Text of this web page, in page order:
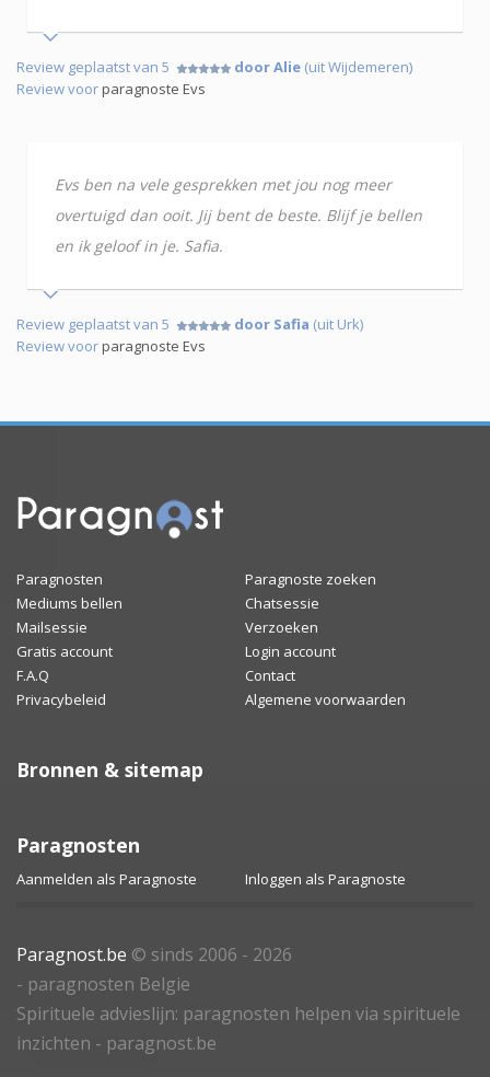
Review geplaatst van 5 door Alie (uit Wijdemeren)
Review voorparagnoste Evs
Evs ben na vele gesprekken met jou nog meer
overtuigd dan ooit. Jij bent de beste. Blijf je bellen
en ik geloof in je. Safia.
Review geplaatst van 5 door Safia (uit Urk)
Review voorparagnoste Evs
Paragnosten
Paragnoste zoeken
Mediums bellen
Chatsessie
Mailsessie
Verzoeken
Gratis account
Login account
F.A.Q
Contact
Privacybeleid
Algemene voorwaarden
Bronnen & sitemap
Paragnosten
Aanmelden als Paragnoste Inloggen als Paragnoste
Paragnost.be © sinds 2006 - 2026
- paragnosten Belgie
Spirituele advieslijn: paragnosten helpen via spirituele
inzichten - paragnost.be